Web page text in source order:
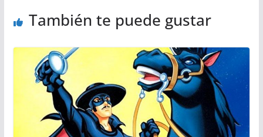
También te puede gustar